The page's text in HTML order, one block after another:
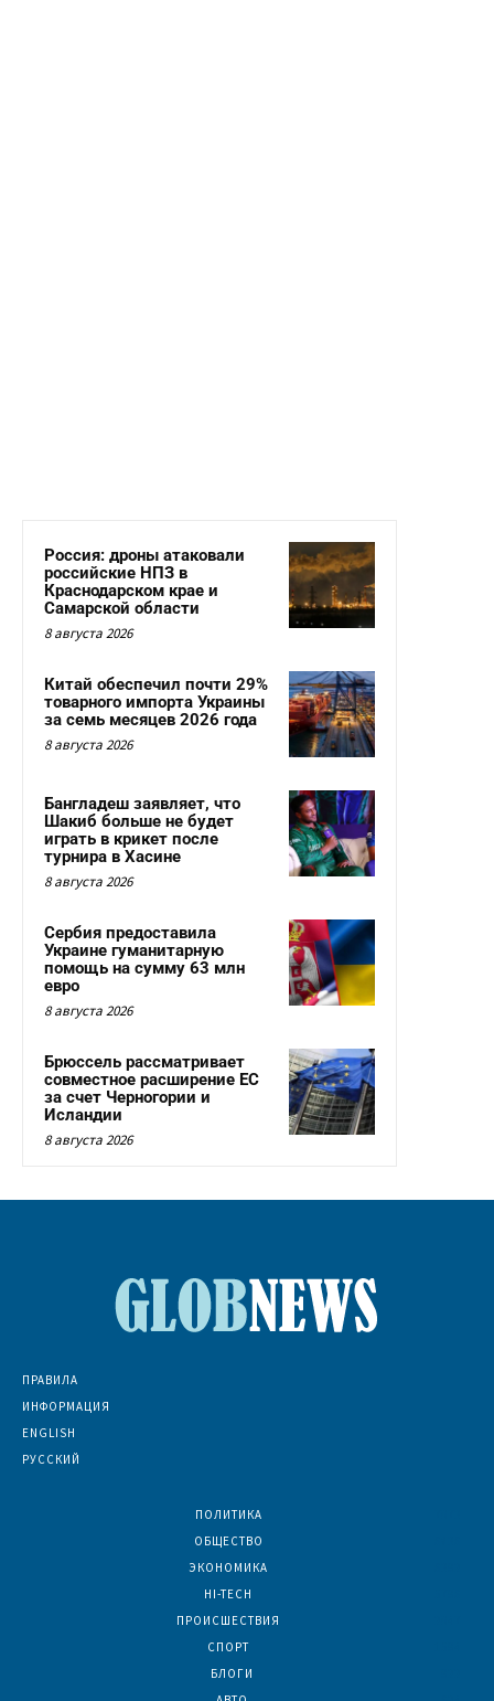
Россия: дроны атаковали
российские НПЗ в
Краснодарском крае и
Самарской области
8 августа 2026
Китай обеспечил почти 29%
товарного импорта Украины
за семь месяцев 2026 года
8 августа 2026
Бангладеш заявляет, что
Шакиб больше не будет
играть в крикет после
турнира в Хасине
8 августа 2026
Сербия предоставила
Украине гуманитарную
помощь на сумму 63 млн
евро
8 августа 2026
Брюссель рассматривает
совместное расширение ЕС
за счет Черногории и
Исландии
8 августа 2026
ПРАВИЛА
ИНФОРМАЦИЯ
ENGLISH
РУССКИЙ
ПОЛИТИКА
ОБЩЕСТВО
ЭКОНОМИКА
HI-TECH
ПРОИСШЕСТВИЯ
СПОРТ
БЛОГИ